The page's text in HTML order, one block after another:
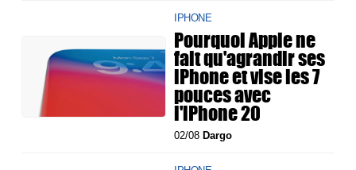
IPHONE
Pourquoi Apple ne
fait qu'agrandir ses
iPhone et vise les 7
pouces avec
l'iPhone 20
02/08 Dargo